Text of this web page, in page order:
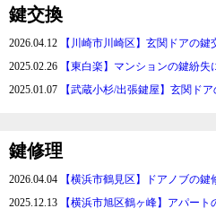
鍵交換
2026.04.12
【川崎市川崎区】玄関ドアの
2025.02.26
【東白楽】マンションの鍵紛失
2025.01.07
【武蔵小杉/出張鍵屋】玄関ド
鍵修理
2026.04.04
【横浜市鶴見区】ドアノブの
2025.12.13
【横浜市旭区鶴ヶ峰】アパー